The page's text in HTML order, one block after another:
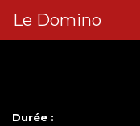
Le Domino
Durée :